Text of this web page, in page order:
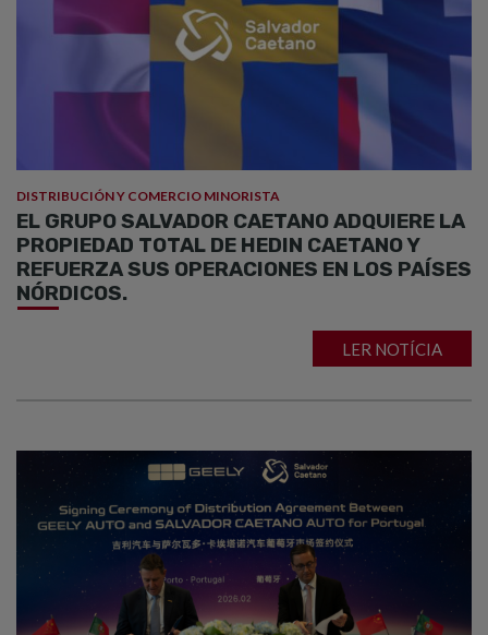
DISTRIBUCIÓN Y COMERCIO MINORISTA
EL GRUPO SALVADOR CAETANO ADQUIERE LA
PROPIEDAD TOTAL DE HEDIN CAETANO Y
REFUERZA SUS OPERACIONES EN LOS PAÍSES
NÓRDICOS.
LER NOTÍCIA